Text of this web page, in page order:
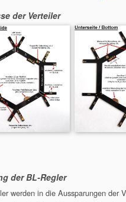
der Verteiler
der BL-Regler
werden in die Aussparungen der